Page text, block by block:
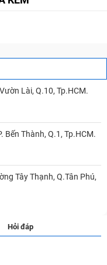
Lài, Q.10, Tp.HCM.
Bến Thành, Q.1, Tp.HCM.
Tây Thạnh, Q.Tân Phú,
Hỏi đáp